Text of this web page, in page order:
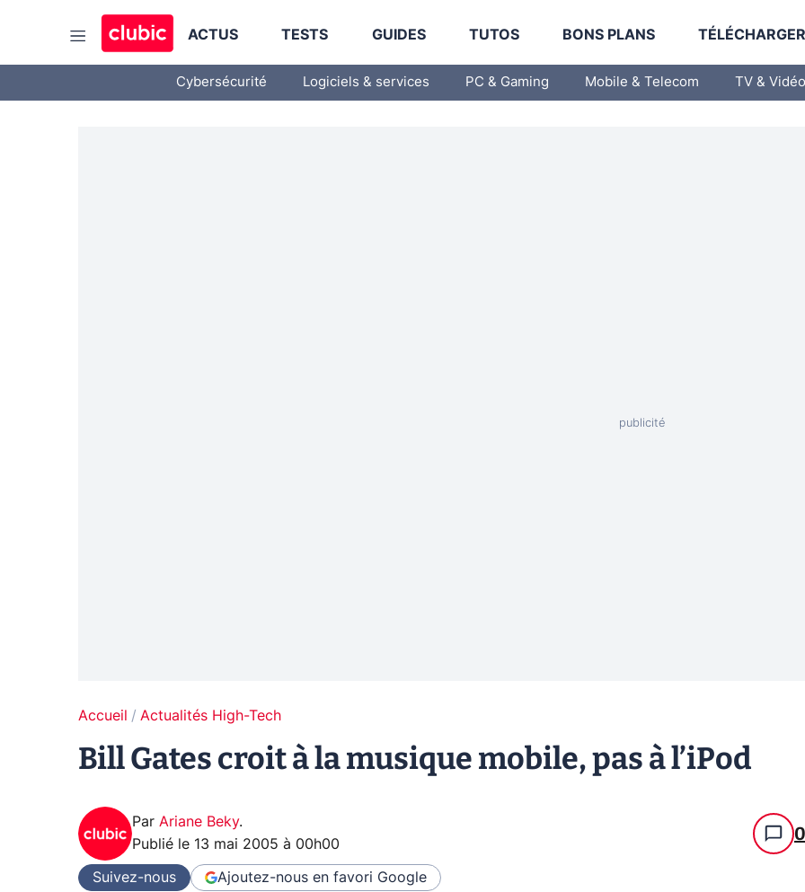
ACTUS TESTS GUIDES TUTOS BONS PLANS
Cybersécurité Logiciels & services PC & Gaming Mobile & Telecom TV & Vidéo
Accueil Actualités High-Tech
Bill Gates croit à la musique mobile, pas à l’iPod
Par Ariane Beky.
Publié le 13 mai 2005 à 00h00 0
Suivez-nous Ajoutez-nous en favori Google